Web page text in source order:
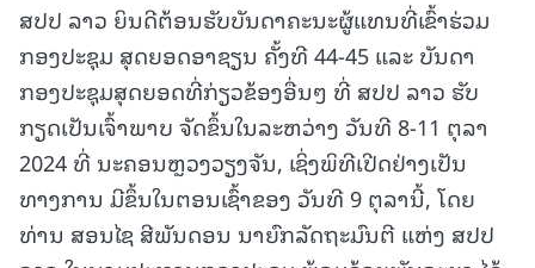
ສປປ ລາວ ຍິນດີຕ້ອນຮັບບັນດາຄະນະຜູ້ແທນທີ່ເຂົ້າຮ່ວມ
ກອງປະຊຸມ ສຸດຍອດອາຊຽນ ຄັ້ງທີ 44-45 ແລະ ບັນດາ
ກອງປະຊຸມສຸດຍອດທີ່ກ່ຽວຂ້ອງອື່ນໆ ທີ່ ສປປ ລາວ ຮັບ
ກຽດເປັນເຈົ້າພາບ ຈັດຂຶ້ນໃນລະຫວ່າງ ວັນທີ 8-11 ຕຸລາ
2024 ທີ່ ນະຄອນຫຼວງວຽງຈັນ, ເຊິ່ງພິທີເປີດຢ່າງເປັນ
ທາງການ ມີຂຶ້ນໃນຕອນເຊົ້າຂອງ ວັນທີ 9 ຕຸລານີ້, ໂດຍ
ທ່ານ ສອນໄຊ ສີພັນດອນ ນາຍົກລັດຖະມົນຕີ ແຫ່ງ ສປປ